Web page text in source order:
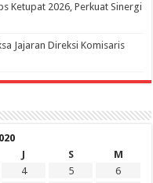
Ketupat 2026, Perkuat Sinergi
Jajaran Direksi Komisaris
J S
M
4 5
6